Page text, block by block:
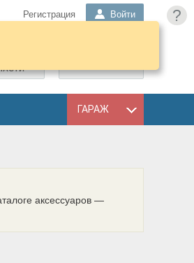
?
Регистрация Войти
ГАРАЖ
аксессуаров —